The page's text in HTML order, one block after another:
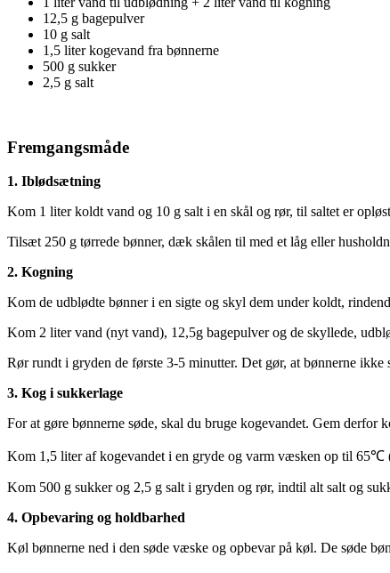
12,5 g bagepulver
10 g salt
1,5 liter kogevand fra bønnerne
500 g sukker
2,5 g salt
Fremgangsmåde
1. Iblødsætning
Kom 1 liter koldt vand og 10 g salt i en skål og rør, til saltet er
Tilsæt 250 g tørrede bønner, dæk skålen til med et låg eller
2. Kogning
Kom de udblødte bønner i en sigte og skyl dem under koldt,
Kom 2 liter vand (nyt vand), 12,5g bagepulver og de skyllede,
Rør rundt i gryden de første 3-5 minutter. Det gør, at bønnerne ikke
3. Kog i sukkerlage
For at gøre bønnerne søde, skal du bruge kogevandet. Gem derfor
Kom 1,5 liter af kogevandet i en gryde og varm væsken op til
Kom 500 g sukker og 2,5 g salt i gryden og rør, indtil alt salt og
4. Opbevaring og holdbarhed
Køl bønnerne ned i den søde væske og opbevar på køl. De søde